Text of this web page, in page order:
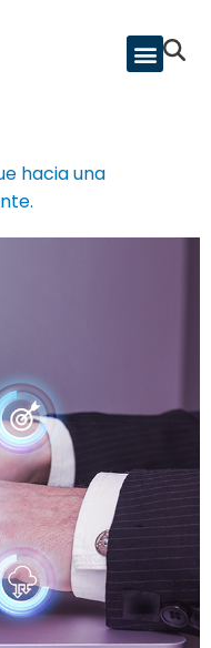
hacia una